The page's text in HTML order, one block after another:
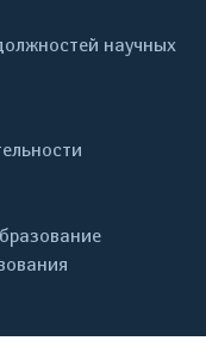
научных